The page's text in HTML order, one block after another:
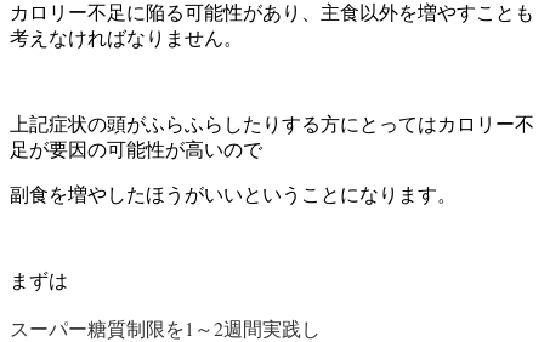
カロリー不足に陥る可能性があり、主食以外を増やすことも
考えなければなりません。
上記症状の頭がふらふらしたりする方にとってはカロリー不
足が要因の可能性が高いので
副食を増やしたほうがいいということになります。
まずは
スーパー糖質制限を1～2週間実践し